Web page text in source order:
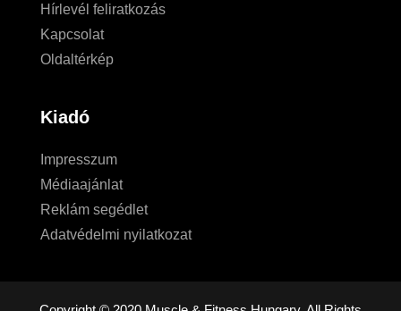
Hírlevél feliratkozás
Kapcsolat
Oldaltérkép
Kiadó
Impresszum
Médiaajánlat
Reklám segédlet
Adatvédelmi nyilatkozat